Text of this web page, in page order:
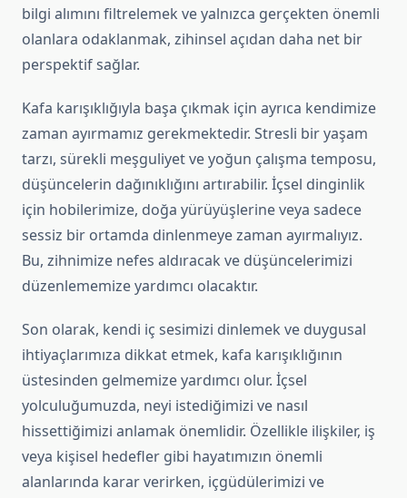
bilgi alımını filtrelemek ve yalnızca gerçekten önemli
olanlara odaklanmak, zihinsel açıdan daha net bir
perspektif sağlar.
Kafa karışıklığıyla başa çıkmak için ayrıca kendimize
zaman ayırmamız gerekmektedir. Stresli bir yaşam
tarzı, sürekli meşguliyet ve yoğun çalışma temposu,
düşüncelerin dağınıklığını artırabilir. İçsel dinginlik
için hobilerimize, doğa yürüyüşlerine veya sadece
sessiz bir ortamda dinlenmeye zaman ayırmalıyız.
Bu, zihnimize nefes aldıracak ve düşüncelerimizi
düzenlememize yardımcı olacaktır.
Son olarak, kendi iç sesimizi dinlemek ve duygusal
ihtiyaçlarımıza dikkat etmek, kafa karışıklığının
üstesinden gelmemize yardımcı olur. İçsel
yolculuğumuzda, neyi istediğimizi ve nasıl
hissettiğimizi anlamak önemlidir. Özellikle ilişkiler, iş
veya kişisel hedefler gibi hayatımızın önemli
alanlarında karar verirken, içgüdülerimizi ve